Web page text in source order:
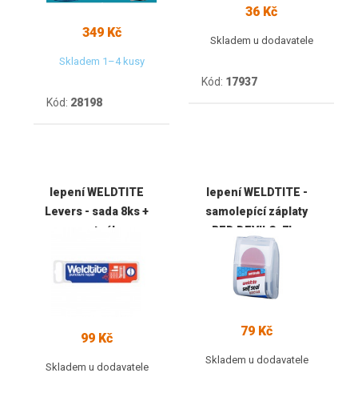
349 Kč
Skladem 1–4 kusy
Kód: 28198
36 Kč
Skladem u dodavatele
Kód: 17937
lepení WELDTITE
Levers - sada 8ks +
montpáky
99 Kč
Skladem u dodavatele
lepení WELDTITE -
samolepící záplaty
RED DEVILS, 7ks
79 Kč
Skladem u dodavatele